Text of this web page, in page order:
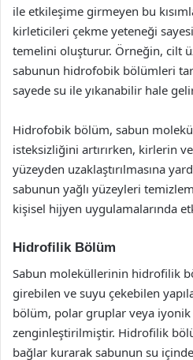
ile etkileşime girmeyen bu
kirleticileri çekme yeteneği
temelini oluşturur. Örneğin, cilt
sabunun hidrofobik bölümleri
sayede su ile yıkanabilir hale
Hidrofobik bölüm, sabun
isteksizliğini artırırken, kirlerin
yüzeyden uzaklaştırılmasına
sabunun yağlı yüzeyleri
kişisel hijyen uygulamalarında
Hidrofilik Bölüm
Sabun moleküllerinin hidrofilik
girebilen ve suyu çekebilen
bölüm, polar gruplar veya iyonik
zenginleştirilmiştir. Hidrofilik
bağlar kurarak sabunun su